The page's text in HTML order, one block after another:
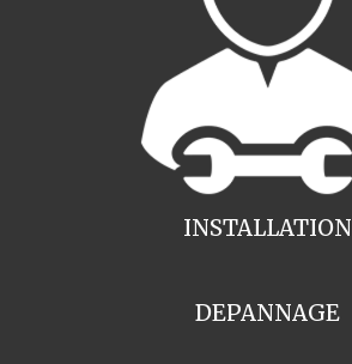
INSTALLATION
DEPANNAGE